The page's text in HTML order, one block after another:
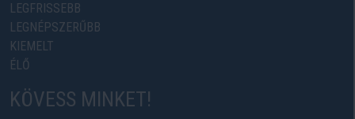
LEGFRISSEBB
LEGNÉPSZERŰBB
KIEMELT
ÉLŐ
KÖVESS MINKET!